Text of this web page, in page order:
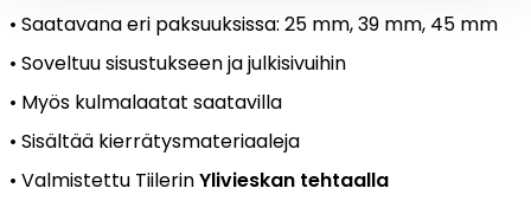
• Saatavana eri paksuuksissa: 25 mm, 39 mm, 45 mm
• Soveltuu sisustukseen ja julkisivuihin
• Myös kulmalaatat saatavilla
• Sisältää kierrätysmateriaaleja
• Valmistettu TiilerinYlivieskan tehtaalla